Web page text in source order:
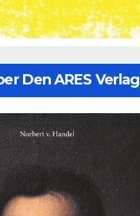
Den ARES Verlag